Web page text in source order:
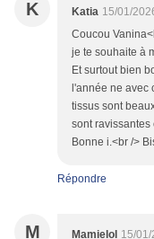
K Katia 15/01/
Coucou
je te souhaite à
Et surtout bien
l'année ne avec
tissus sont
sont ravissantes
Bonne i.<br />
Répondre
M Mamielol 15/